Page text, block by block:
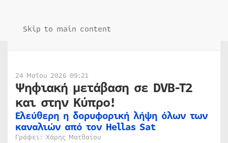
Skip to main content
24 Μαΐου 2026 09:21
Ψηφιακή μετάβαση σε DVB-T2
και στην Κύπρο!
Ελεύθερη η δορυφορική λήψη όλων των
καναλιών από τον Hellas Sat
Γράφει: Χάρης Ματθαίου